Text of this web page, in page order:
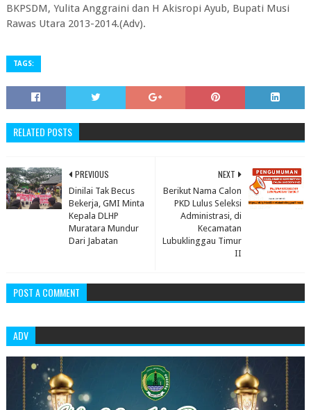
BKPSDM, Yulita Anggraini dan H Akisropi Ayub, Bupati Musi
Rawas Utara 2013-2014.(Adv).
TAGS:
RELATED POSTS
NEXT
Berikut Nama Calon
PKD Lulus Seleksi
Administrasi, di
Kecamatan
Lubuklinggau Timur
II
PREVIOUS
Dinilai Tak Becus
Bekerja, GMI Minta
Kepala DLHP
Muratara Mundur
Dari Jabatan
POST A COMMENT
ADV